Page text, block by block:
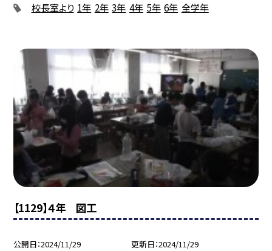
校長室より 1年 2年 3年 4年 5年 6年 全学年
【1129】４年 図工
公開日 2024/11/29 更新日 2024/11/29